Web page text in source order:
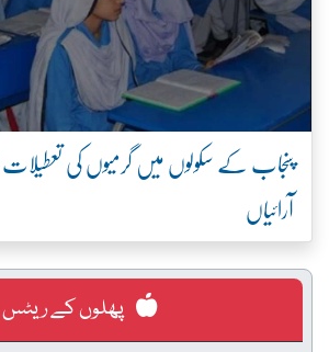
پنجاب کے سکولوں میں گرمیوں کی
آرائیاں
پھلوں کے ریٹس